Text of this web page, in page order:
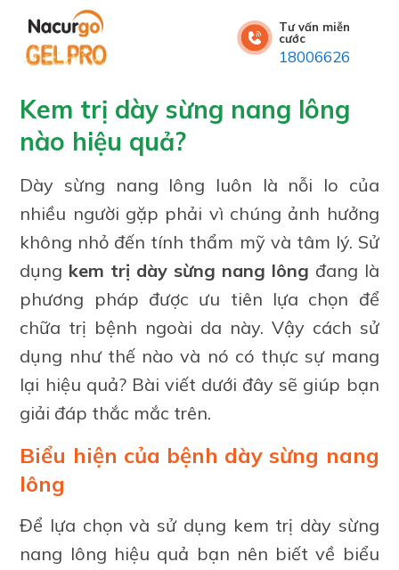
Tư vấn miễn
cước
18006626
Kem trị dày sừng nang lông
nào hiệu quả?
Dày sừng nang lông luôn là nỗi lo của
nhiều người gặp phải vì chúng ảnh hưởng
không nhỏ đến tính thẩm mỹ và tâm lý. Sử
dụng kem trị dày sừng nang lông đang là
phương pháp được ưu tiên lựa chọn để
chữa trị bệnh ngoài da này. Vậy cách sử
dụng như thế nào và nó có thực sự mang
lại hiệu quả? Bài viết dưới đây sẽ giúp bạn
giải đáp thắc mắc trên.
Biểu hiện của bệnh dày sừng nang
lông
Để lựa chọn và sử dụng kem trị dày sừng
nang lông hiệu quả bạn nên biết về biểu